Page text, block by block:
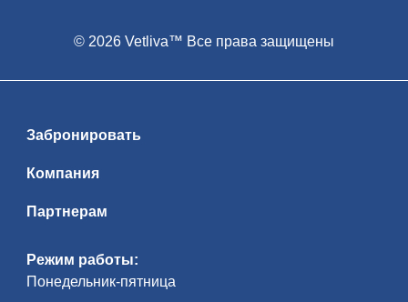
Режим работы:
Понедельник-пятница
Забронировать
Компания
Партнерам
© 2026 Vetliva™ Все права защищены